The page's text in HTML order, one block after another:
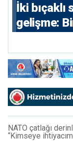
İki bıçaklı
gelişme:
NATO çatlağı
“Kimseye